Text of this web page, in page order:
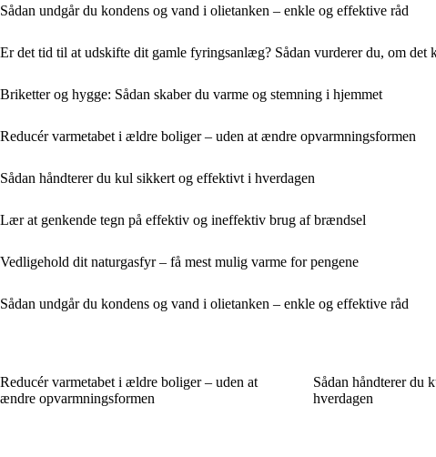
Sådan undgår du kondens og vand i olietanken – enkle og effektive råd
Er det tid til at udskifte dit gamle fyringsanlæg? Sådan vurderer du, om det
Briketter og hygge: Sådan skaber du varme og stemning i hjemmet
Reducér varmetabet i ældre boliger – uden at ændre opvarmningsformen
Sådan håndterer du kul sikkert og effektivt i hverdagen
Lær at genkende tegn på effektiv og ineffektiv brug af brændsel
Vedligehold dit naturgasfyr – få mest mulig varme for pengene
Sådan undgår du kondens og vand i olietanken – enkle og effektive råd
Reducér varmetabet i ældre boliger – uden at
ændre opvarmningsformen
Sådan håndterer du
hverdagen